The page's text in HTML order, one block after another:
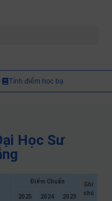
Tính điểm học bạ
Học Sư
Điểm Chuẩn
Ghi
chú
2025 2024 2023